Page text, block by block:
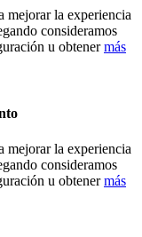
mejorar la experiencia
consideramos
u obtenermás
mejorar la experiencia
consideramos
u obtenermás